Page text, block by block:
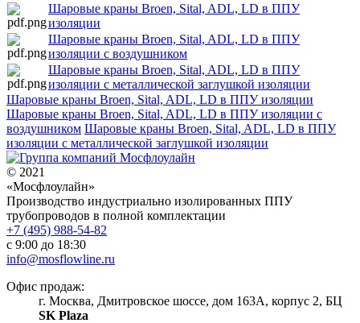
Шаровые краны Broen, Sital, ADL, LD в ППУ
изоляции
Шаровые краны Broen, Sital, ADL, LD в ППУ
изоляции с воздушником
Шаровые краны Broen, Sital, ADL, LD в ППУ
изоляции с металлической заглушкой изоляции
Шаровые краны Broen, Sital, ADL, LD в ППУ изоляции
Шаровые краны Broen, Sital, ADL, LD в ППУ изоляции с
воздушником Шаровые краны Broen, Sital, ADL, LD в ППУ
изоляции с металлической заглушкой изоляции
© 2021
«Мосфлоулайн»
Производство индустриально изолированных ППУ
трубопроводов в полной комплектации
+7 (495) 988-54-82
с 9:00 до 18:30
info@mosflowline.ru
Офис продаж:
г. Москва, Дмитровское шоссе, дом 163А, корпус 2, БЦ
SK Plaza